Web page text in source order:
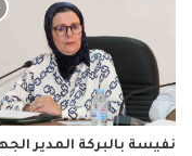
نفيسة بالبركة المدير